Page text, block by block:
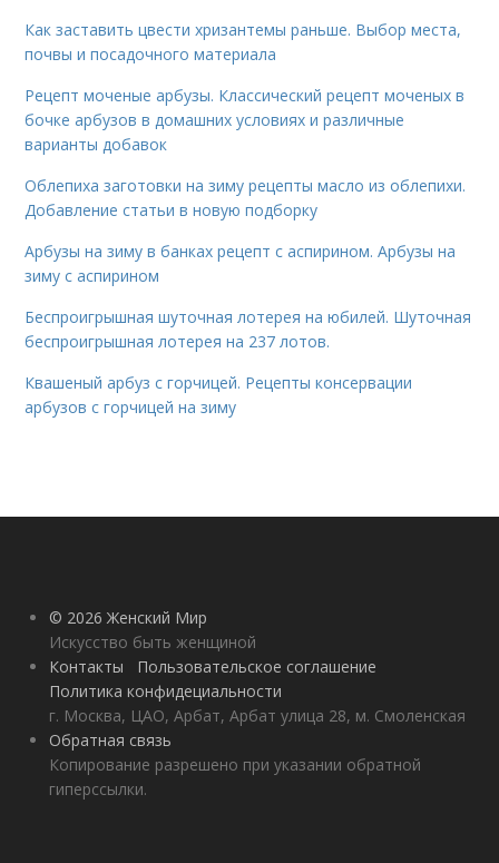
Как заставить цвести хризантемы раньше. Выбор места,
почвы и посадочного материала
Рецепт моченые арбузы. Классический рецепт моченых в
бочке арбузов в домашних условиях и различные
варианты добавок
Облепиха заготовки на зиму рецепты масло из облепихи.
Добавление статьи в новую подборку
Арбузы на зиму в банках рецепт с аспирином. Арбузы на
зиму с аспирином
Беспроигрышная шуточная лотерея на юбилей. Шуточная
беспроигрышная лотерея на 237 лотов.
Квашеный арбуз с горчицей. Рецепты консервации
арбузов с горчицей на зиму
© 2026 Женский Мир
Искусство быть женщиной
Контакты
Пользовательское соглашение
Политика конфидециальности
г. Москва, ЦАО, Арбат, Арбат улица 28, м. Смоленская
Обратная связь
Копирование разрешено при указании обратной
гиперссылки.